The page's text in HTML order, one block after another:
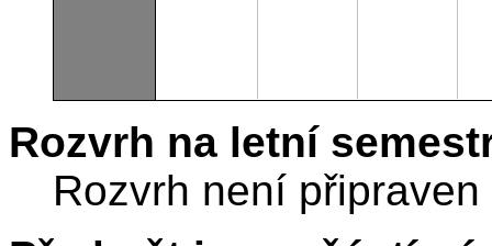
Rozvrh na letní
Rozvrh není připraven